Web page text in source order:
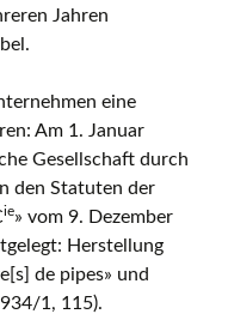
Jahren
eine
Am 1. Januar
Gesellschaft durch
den Statuten der
ie» vom 9. Dezember
Herstellung
de pipes» und
1, 115).